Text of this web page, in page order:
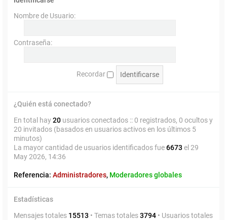
Nombre de Usuario:
Contraseña:
Recordar
¿Quién está conectado?
En total hay20 usuarios conectados :: 0 registrados, 0 ocultos y
20 invitados (basados en usuarios activos en los últimos 5
minutos)
La mayor cantidad de usuarios identificados fue6673 el 29
May 2026, 14:36
Referencia: Administradores, Moderadores globales
Estadísticas
Mensajes totales 15513 • Temas totales3794 • Usuarios totales